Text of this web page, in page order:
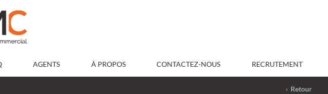
AGENTS À PROPOS CONTACTEZ-NOUS RECRUTEMENT
‹ Retour